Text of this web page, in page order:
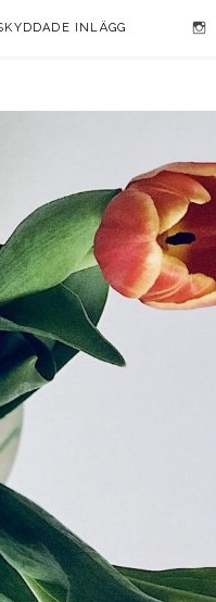
INLÄGG